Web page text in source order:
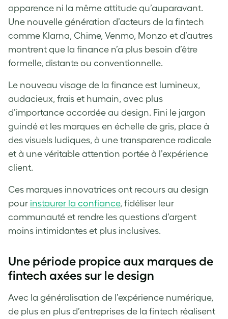
apparence ni la même attitude qu’auparavant.
Une nouvelle génération d’acteurs de la fintech
comme Klarna, Chime, Venmo, Monzo et d’autres
montrent que la finance n’a plus besoin d’être
formelle, distante ou conventionnelle.
Le nouveau visage de la finance est lumineux,
audacieux, frais et humain, avec plus
d’importance accordée au design. Fini le jargon
guindé et les marques en échelle de gris, place à
des visuels ludiques, à une transparence radicale
et à une véritable attention portée à l’expérience
client.
Ces marques innovatrices ont recours au design
pour instaurer la confiance, fidéliser leur
communauté et rendre les questions d’argent
moins intimidantes et plus inclusives.
Une période propice aux marques de
fintech axées sur le design
Avec la généralisation de l’expérience numérique,
de plus en plus d’entreprises de la fintech réalisent